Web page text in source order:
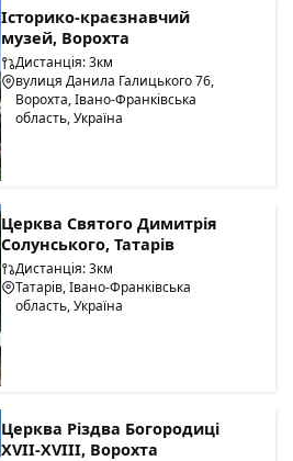
Історико-краєзнавчий
музей, Ворохта
Дистанція: 3км
вулиця Данила Галицького 76,
Ворохта, Івано-Франківська
область, Україна
Церква Святого Димитрія
Солунського, Татарів
Дистанція: 3км
Татарів, Івано-Франківська
область, Україна
Церква Різдва Богородиці
ХVІІ-ХVІІІ, Ворохта